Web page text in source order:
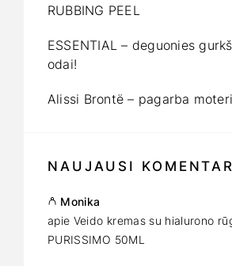
RUBBING PEEL
ESSENTIAL – deguonies
odai!
Alissi Brontë – pagarba
NAUJAUSI
Monika
apie Veido kremas su hialurono
PURISSIMO 50ML